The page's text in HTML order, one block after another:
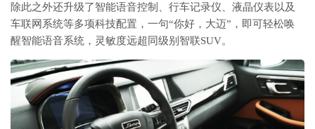
除此之外还升级了智能语音控制、行车记录仪、液晶仪表以及
车联网系统等多项科技配置，一句“你好，大迈”，即可轻松唤
醒智能语音系统，灵敏度远超同级别智联SUV。